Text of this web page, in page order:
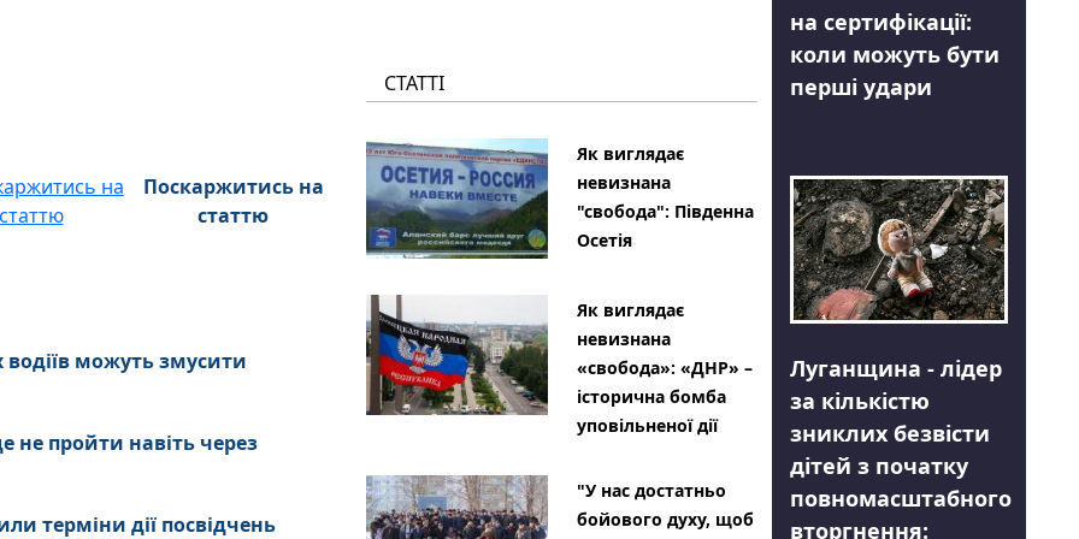
Поскаржитись на
статтю
водіїв можуть змусити
не пройти навіть через
терміни дії посвідчень
СТАТТІ
Як виглядає
невизнана
"свобода": Південна
Осетія
Як виглядає
невизнана
«свобода»: «ДНР» –
історична бомба
уповільненої дії
"У нас достатньо
бойового духу, щоб
на сертифікації:
коли можуть бути
перші удари
Луганщина - лідер
за кількістю
зниклих безвісти
дітей з початку
повномасштабного
вторгнення: